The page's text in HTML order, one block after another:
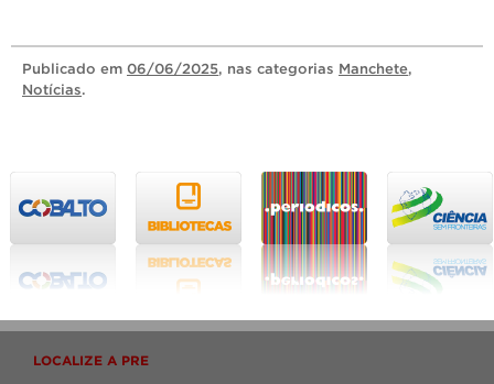
Publicado em 06/06/2025, nas categorias Manchete,
Notícias.
LOCALIZE A PRE